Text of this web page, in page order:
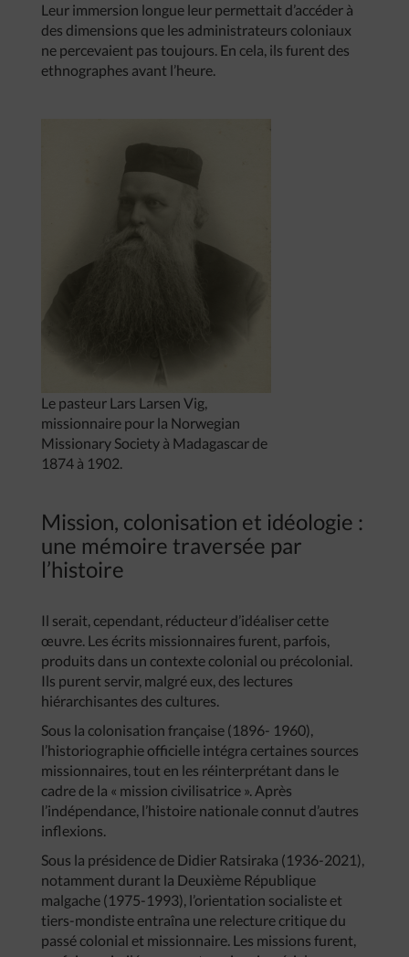
Leur immersion longue leur permettait d’accéder à
des dimensions que les administrateurs coloniaux
ne percevaient pas toujours. En cela, ils furent des
ethnographes avant l’heure.
Le pasteur Lars Larsen Vig,
missionnaire pour la Norwegian
Missionary Society à Madagascar de
1874 à 1902.
Mission, colonisation et idéologie :
une mémoire traversée par
l’histoire
Il serait, cependant, réducteur d’idéaliser cette
œuvre. Les écrits missionnaires furent, parfois,
produits dans un contexte colonial ou précolonial.
Ils purent servir, malgré eux, des lectures
hiérarchisantes des cultures.
Sous la colonisation française (1896- 1960),
l’historiographie officielle intégra certaines sources
missionnaires, tout en les réinterprétant dans le
cadre de la « mission civilisatrice ». Après
l’indépendance, l’histoire nationale connut d’autres
inflexions.
Sous la présidence de Didier Ratsiraka (1936-2021),
notamment durant la Deuxième République
malgache (1975-1993), l’orientation socialiste et
tiers-mondiste entraîna une relecture critique du
passé colonial et missionnaire. Les missions furent,